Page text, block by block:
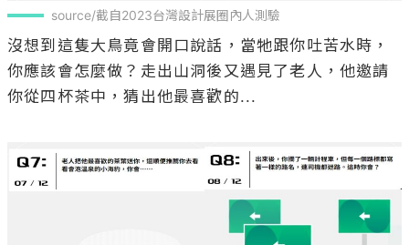
source/截自2023台灣設計展圈內人測驗
沒想到這隻大鳥竟會開口說話，當牠跟你吐苦水時，
你應該會怎麼做？走出山洞後又遇見了老人，他邀請
你從四杯茶中，猜出他最喜歡的...